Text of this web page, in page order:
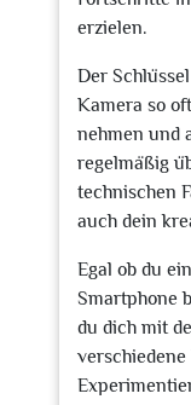
erzielen.
Der
Kamera so
nehmen und
regelmäßig
technischen
auch dein
Egal ob du
Smartphone
du dich mit